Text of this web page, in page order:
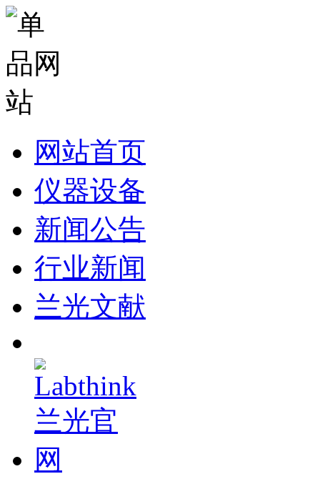
网站首页
仪器设备
新闻公告
行业新闻
兰光文献